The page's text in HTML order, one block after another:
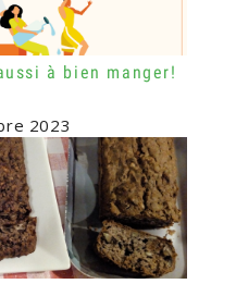
à bien manger!
2023